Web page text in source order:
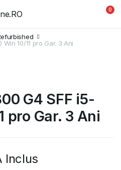
0
10/11 pro Gar. 3 Ani
G4 SFF i5-
pro Gar. 3 Ani
Inclus